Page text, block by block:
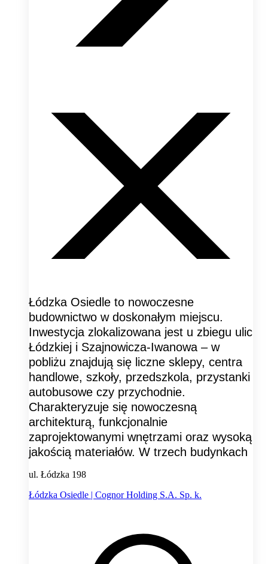
Łódzka Osiedle to nowoczesne
budownictwo w doskonałym miejscu.
Inwestycja zlokalizowana jest u zbiegu ulic
Łódzkiej i Szajnowicza-Iwanowa – w
pobliżu znajdują się liczne sklepy, centra
handlowe, szkoły, przedszkola, przystanki
autobusowe czy przychodnie.
Charakteryzuje się nowoczesną
architekturą, funkcjonalnie
zaprojektowanymi wnętrzami oraz wysoką
jakością materiałów. W trzech budynkach
ul. Łódzka 198
Łódzka Osiedle | Cognor Holding S.A. Sp. k.